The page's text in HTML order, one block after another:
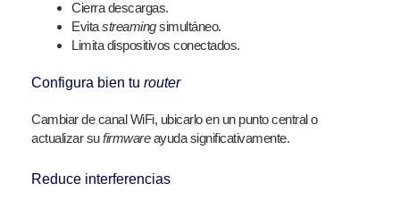
Cierra descargas.
Evitastreamingsimultáneo.
Limita dispositivos conectados.
Configura bien tu router
Cambiar de canal WiFi, ubicarlo en un punto central o
actualizar sufirmwareayuda significativamente.
Reduce interferencias